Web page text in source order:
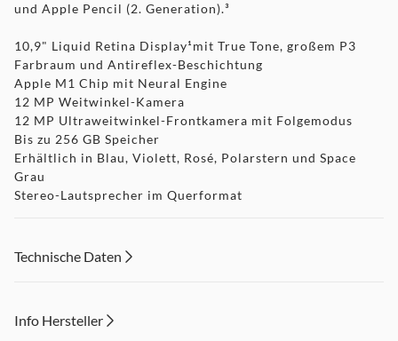
und Apple Pencil (2. Generation).³
10,9" Liquid Retina Display¹mit True Tone, großem P3
Farbraum und Antireflex-Beschichtung
Apple M1 Chip mit Neural Engine
12 MP Weitwinkel-Kamera
12 MP Ultraweitwinkel-Frontkamera mit Folgemodus
Bis zu 256 GB Speicher
Erhältlich in Blau, Violett, Rosé, Polarstern und Space
Grau
Stereo-Lautsprecher im Querformat
WLAN 6 und 5G Mobilfunkdaten²
iPadOS 15 ist beeindruckend leistungsstark, einfach zu
Technische Daten
Info Hersteller